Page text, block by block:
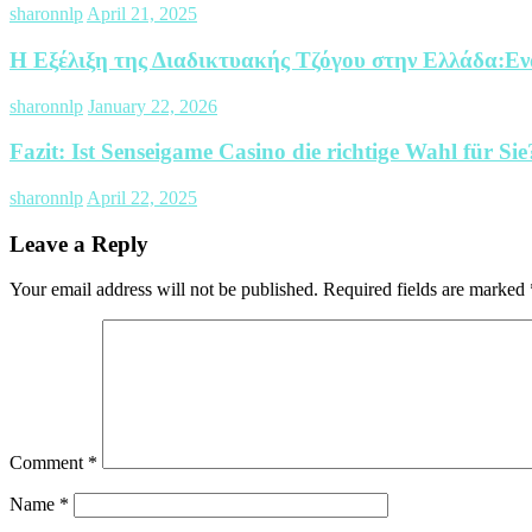
sharonnlp April 21, 2025
Η Εξέλιξη της Διαδικτυακής Τζόγου στην
sharonnlp January 22, 2026
Fazit: Ist Senseigame Casino die richtige Wahl für
sharonnlp April 22, 2025
Leave a Reply
Your email address will not be published. Required fields are marked
Comment *
Name *